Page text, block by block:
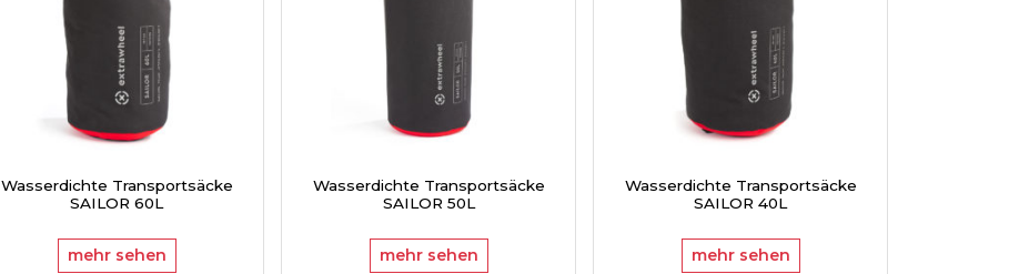
Wasserdichte Transportsäcke
SAILOR 60L
mehr sehen
Wasserdichte Transportsäcke
SAILOR 50L
mehr sehen
Wasserdichte Transportsäcke
SAILOR 40L
mehr sehen